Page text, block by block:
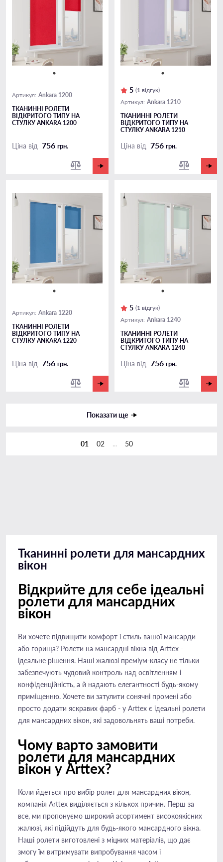
Артикул: Ankara 1200
ТКАНИННІ РОЛЕТИ
ВІДКРИТОГО ТИПУ НА
СТУЛКУ ANKARA 1200
Ціна від 756 грн.
5 (1 відгук)
Артикул: Ankara 1210
ТКАНИННІ РОЛЕТИ
ВІДКРИТОГО ТИПУ НА
СТУЛКУ ANKARA 1210
Ціна від 756 грн.
Артикул: Ankara 1220
ТКАНИННІ РОЛЕТИ
ВІДКРИТОГО ТИПУ НА
СТУЛКУ ANKARA 1220
Ціна від 756 грн.
5 (1 відгук)
Артикул: Ankara 1240
ТКАНИННІ РОЛЕТИ
ВІДКРИТОГО ТИПУ НА
СТУЛКУ ANKARA 1240
Ціна від 756 грн.
01 02 ... 50
Показати ще
Тканинні ролети для мансардних
вікон
Відкрийте для себе ідеальні
ролети для мансардних
вікон
Ви хочете підвищити комфорт і стиль вашої мансарди
або горища? Ролети на мансардні вікна від Arttex -
ідеальне рішення. Наші жалюзі преміум-класу не тільки
забезпечують чудовий контроль над освітленням і
конфіденційність, а й надають елегантності будь-якому
приміщенню. Хочете ви затулити сонячні промені або
просто додати яскравих фарб - у Arttex є ідеальні ролети
для мансардних вікон, які задовольнять ваші потреби.
Чому варто замовити
ролети для мансардних
вікон у Arttex?
Коли йдеться про вибір ролет для мансардних вікон,
компанія Arttex виділяється з кількох причин. Перш за
все, ми пропонуємо широкий асортимент високоякісних
жалюзі, які підійдуть для будь-якого мансардного вікна.
Наші ролети виготовлені з міцних матеріалів, що дає
змогу їм витримувати випробування часом і